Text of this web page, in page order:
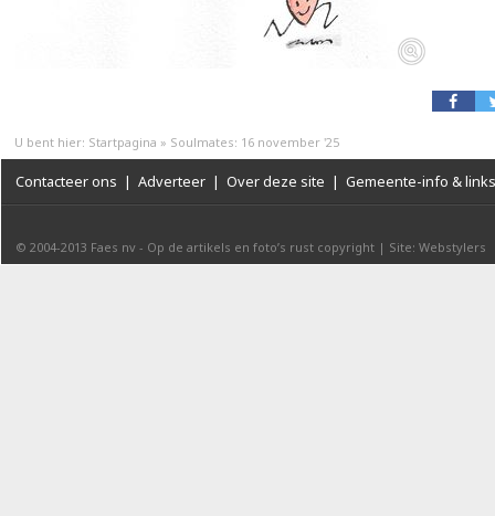
U bent hier: Startpagina » Soulmates: 16 november '25
Contacteer ons | Adverteer | Over deze site | Gemeente-info & links
© 2004-2013 Faes nv - Op de artikels en foto’s rust copyright | Site: Webstylers